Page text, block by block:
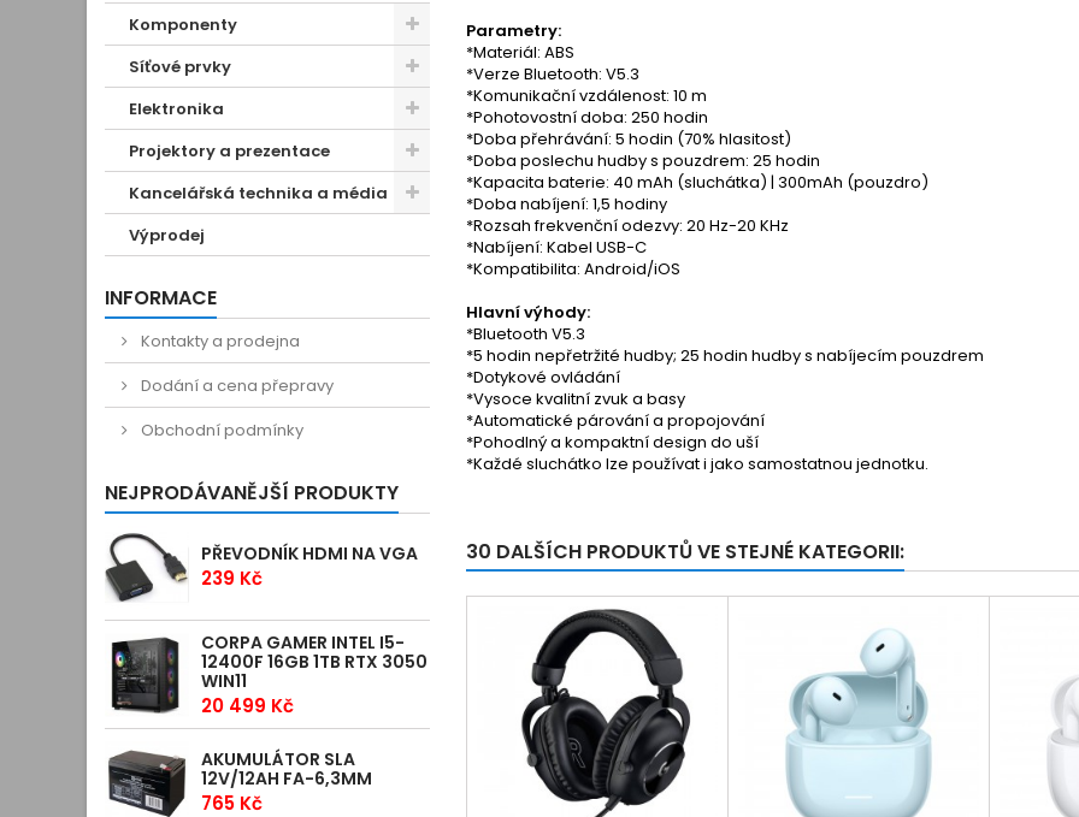
Komponenty
Síťové prvky
Elektronika
Projektory a prezentace
Kancelářská technika a média
Výprodej
INFORMACE
Kontakty a prodejna
Dodání a cena přepravy
Obchodní podmínky
NEJPRODÁVANĚJŠÍ PRODUKTY
PŘEVODNÍK HDMI NA VGA
239 Kč
CORPA GAMER INTEL I5-
12400F 16GB 1TB RTX 3050
WIN11
20 499 Kč
AKUMULÁTOR SLA
12V/12AH FA-6,3MM
765 Kč
Parametry:
*Materiál: ABS
*Verze Bluetooth: V5.3
*Komunikační vzdálenost: 10 m
*Pohotovostní doba: 250 hodin
*Doba přehrávání: 5 hodin (70% hlasitost)
*Doba poslechu hudby s pouzdrem: 25 hodin
*Kapacita baterie: 40 mAh (sluchátka) | 300mAh (pouzdro)
*Doba nabíjení: 1,5 hodiny
*Rozsah frekvenční odezvy: 20 Hz-20 KHz
*Nabíjení: Kabel USB-C
*Kompatibilita: Android/iOS
Hlavní výhody:
*Bluetooth V5.3
*5 hodin nepřetržité hudby; 25 hodin hudby s nabíjecím pouzdrem
*Dotykové ovládání
*Vysoce kvalitní zvuk a basy
*Automatické párování a propojování
*Pohodlný a kompaktní design do uší
*Každé sluchátko lze používat i jako samostatnou jednotku.
30 DALŠÍCH PRODUKTŮ VE STEJNÉ KATEGORII: